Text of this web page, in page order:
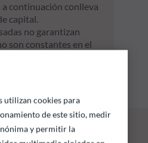
a continuación conlleva
capital.
no garantizan
son constantes en el
utilizan cookies para
de este sitio, medir
y permitir la